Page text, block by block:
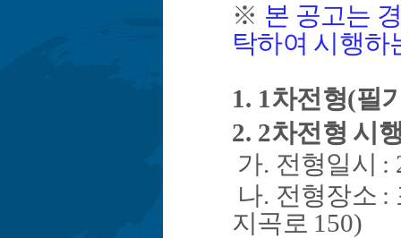
※ 본 공고는
탁하여 시행
1. 1차전형(필
2. 2차전형 시
가. 전형일시 :
나. 전형장소 :
지곡로 150)